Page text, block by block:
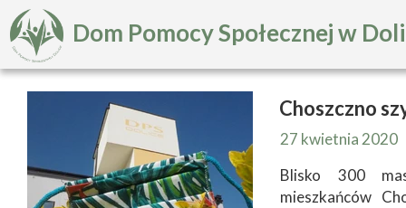
Dom Pomocy Społecznej w
27 kwietnia 2020
Blisko 300
mieszkańców
Choszczno